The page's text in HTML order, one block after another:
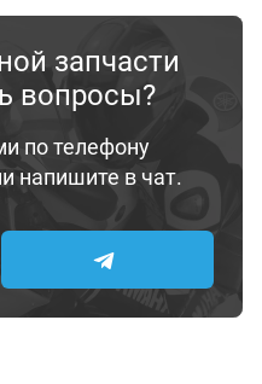
запчасти
вопросы?
по телефону
напишите в чат.